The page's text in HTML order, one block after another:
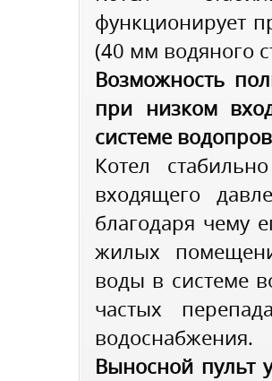
функционирует
(40 мм водяного
Возможность
при низком
системе
Котел
входящего
благодаря чему
жилых
воды в системе
частых
водоснабжения.
Выносной пульт